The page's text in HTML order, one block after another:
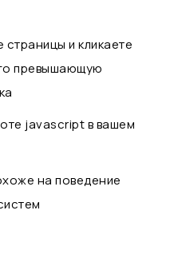
и кликаете
превышающую
javascript в вашем
на поведение